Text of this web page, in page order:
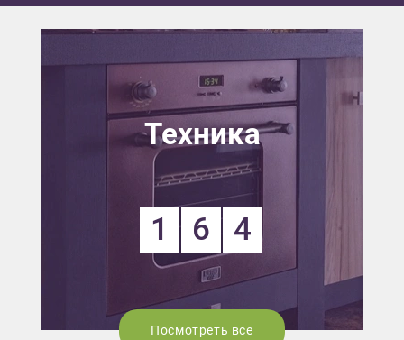
Техника
1 6 4
Посмотреть все